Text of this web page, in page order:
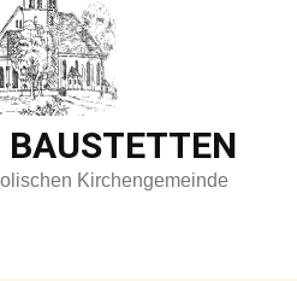
BAUSTETTEN
Kirchengemeinde